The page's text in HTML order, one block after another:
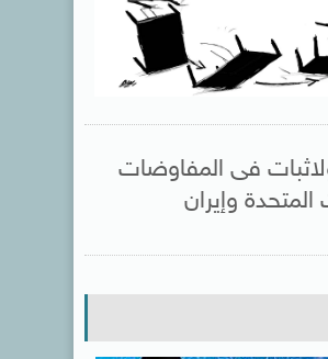
فى المفاوضات
المتحدة وإيران